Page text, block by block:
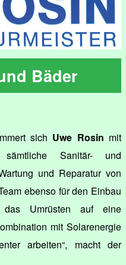
Bäder
sich Uwe Rosin mit
Sanitär- und
und Reparatur von
ebenso für den Einbau
das Umrüsten auf eine
mit Solarenergie
arbeiten“, macht der